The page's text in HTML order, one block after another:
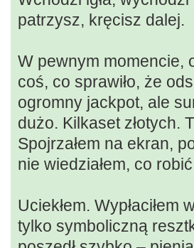
patrzysz, kręcisz dalej.
W pewnym momencie,
coś, co sprawiło, że
ogromny jackpot, ale
dużo. Kilkaset złotych.
Spojrzałem na ekran,
nie wiedziałem, co
Uciekłem. Wypłaciłem
tylko symboliczną